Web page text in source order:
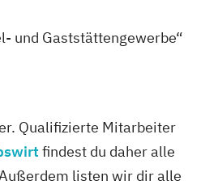
und Gaststättengewerbe“
Qualifizierte Mitarbeiter
findest du daher alle
listen wir dir alle